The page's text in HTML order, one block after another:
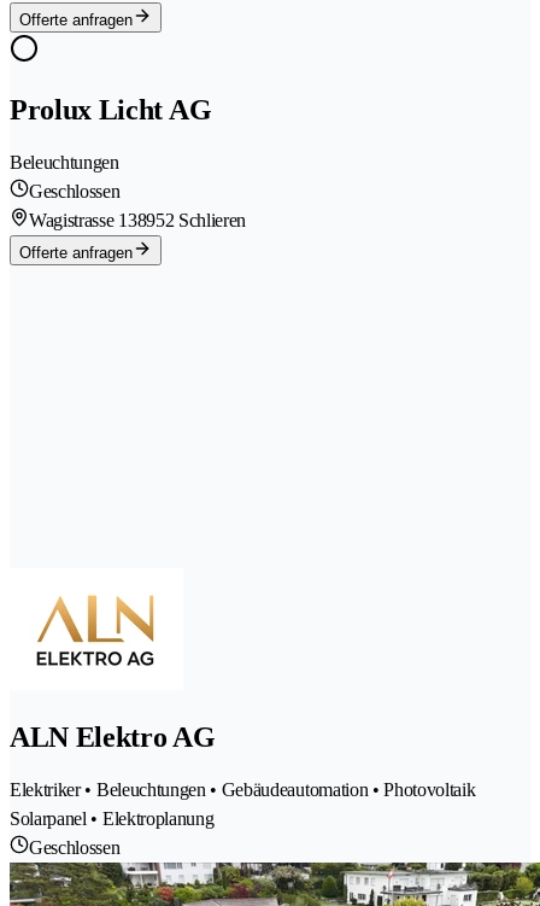
Offerte anfragen
Prolux Licht AG
Beleuchtungen
Geschlossen
Wagistrasse 138952 Schlieren
Offerte anfragen
ALN Elektro AG
Elektriker • Beleuchtungen • Gebäudeautomation • Photovoltaik
Solarpanel • Elektroplanung
Geschlossen